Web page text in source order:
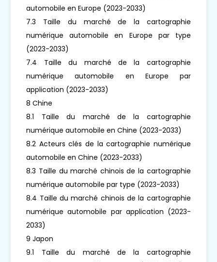
automobile en Europe (2023-2033)
7.3 Taille du marché de la cartographie
numérique automobile en Europe par type
(2023-2033)
7.4 Taille du marché de la cartographie
numérique automobile en Europe par
application (2023-2033)
8 Chine
8.1 Taille du marché de la cartographie
numérique automobile en Chine (2023-2033)
8.2 Acteurs clés de la cartographie numérique
automobile en Chine (2023-2033)
8.3 Taille du marché chinois de la cartographie
numérique automobile par type (2023-2033)
8.4 Taille du marché chinois de la cartographie
numérique automobile par application (2023-
2033)
9 Japon
9.1 Taille du marché de la cartographie